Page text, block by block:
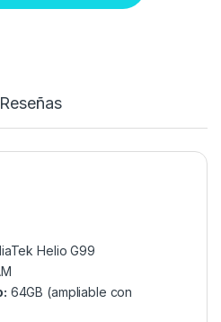
Reseñas
Helio G99
64GB (ampliable con